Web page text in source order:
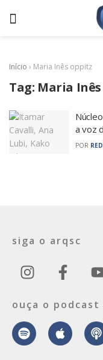
Início › Maria Inês oppitz
Tag: Maria
a voz
POR
siga o arqsc
ouça o podcast